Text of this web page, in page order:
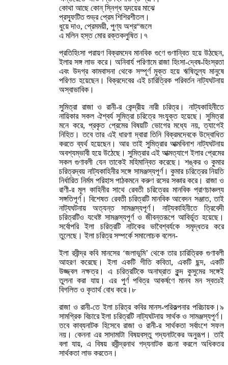
কোথা আছে কোন্ স্নিগ্ধ হৃদয়ের মাঝে
প্রস্ফূটিত শুভ্র প্রেম শিশিরশীতল।
ধুয়ে দাও, প্রেমময়ী, পুণ্য অশ্র“জলে
এ মলিন হস্ত মোর রক্তকলুষিত।৭
প্রতিহিংসা পরায়ণ বিক্রমদেব মানবিক গুণে গুণান্বিত হয়ে উঠছেন,
ইলার সঙ্গ লাভ করে। অনিবার্য পরিণামে রাজা হিংসা-দ্বেষ-হিংস্রতা
এবং উদগ্র কামবাসনা থেকে সম্পূর্ণ মুক্ত হয়ে ঋষিতুল্য মানুষে
পরিণত হয়েছেন। বিক্রদেবের এই চারিত্রিক পরিবর্তন নাট্যঘটনায়
অস্বাভাবিক।
সুমিত্রা রাজা ও রানী-র কেন্দ্রীয় নারী চরিত্র। নাট্যকাহিনীতে
নায়িকার সকল ঐশ্বর্য সুমিত্রা চরিত্রে সংযুক্ত হয়েছে। সুমিত্রা
মনে করে, প্রকৃত প্রেমের বিষয়টি ভোগের মধ্যে নয়, ত্যাগেই
নিহিত। তবে তার এই ধারণা দ্বারা তিনি বিক্রমদেবকে উদ্বোধিত
করতে ব্যর্থ হয়েছেন। আর তাই সুমিত্রার আত্মবিনাশ নাট্যঘটনায়
অবশ্যম্ভাবী হয়ে উঠেছে। সুমিত্রার এই আত্মত্যাগে ইলার প্রেমের
সকল গুণাবলী যেন তাকেই মহিমান্বিত করেছে। শঙ্কর ও কুমার
চরিত্রদ্বয় নাট্যকাহিনীর সঙ্গে সামঞ্জস্যপূর্ণ। কুমার চরিত্রের নিয়তি
নির্ধারিত নির্মম পরিহাস পাঠকমনে করুণ রসের সঞ্চার করে। রাজা ও
রাণী-র মূল কাহিনীর সাথে রেবতী চরিত্রের মানবিক প্রাণচাঞ্চল্য
সঙ্গতিপূর্ণ। বিশেষত রেবতী চরিত্রটি মানবিক আবেদন সঞ্জাত, তাই
নাট্যঘটনায় অত্যন্ত সামঞ্জস্যপূর্ণ। নাট্যকাহিনীতে ত্রিবেদী
চরিত্রটিও যথেষ্ট সামঞ্জস্যপূর্ণ ও জীবন্তরূপে আবির্ভূত হয়েছে।
সর্বোপরি ইলা চরিত্রটি নাটকের ভাবৈশ্বর্যকে সমৃদ্ধতর করে
তুলেছে। ইলা চরিত্র সম্পর্কে সমালোচক বলেন-
ইলা রবীন্দ্র কবি মানসের ‘জলাভূমি’ থেকে তার চারিত্রিক গুণাবলী
আহরণ করেছে। ইলা একটি গীতি কবিতা, একটি ছন্দ, একটি
উজ্জ্বল নক্ষত্র। এ চরিত্রটিকে অনাঘ্রাত কুন্দ কুসুমের সঙ্গেই
তুলনা করা যায়। এর পুর্ণ পবিত্র আকর্ষণে মানব মন স্বতঃই
বিগলিত ও কৃতার্থ বোধ করে।৮
রাজা ও রানী-তে ইলা চরিত্র কবির মানস-পরিকল্পনার পরিচায়ক।৯
সামগ্রিক বিচারে ইলা চরিত্রটি নাট্যঘটনায় সার্থক ও সামঞ্জস্যপূর্ণ।
তবে কাব্যনাটক হিসেবে রাজা ও রানী-র সার্থকতা সর্বাংশে সফল
নয়। কেননা এর সাদামাটা বিষয়বস্তু গদ্যনাটকের অনুরূপ। তাই
বলা যায়, এ বিষয় রবীন্দ্রনাথ গদ্যনাটক রচনা করলে অধিকতর
সার্থকতা লাভ করতেন।